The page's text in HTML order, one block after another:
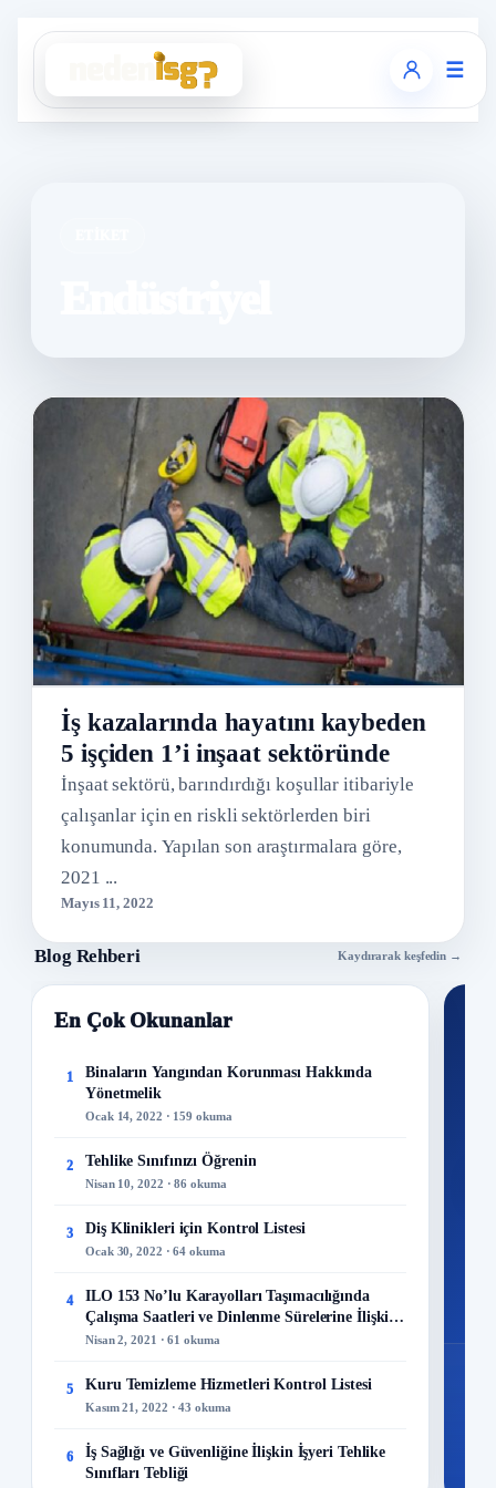
☰
İş kazalarında hayatını kaybeden
5 işçiden 1’i inşaat sektöründe
İnşaat sektörü, barındırdığı koşullar itibariyle
çalışanlar için en riskli sektörlerden biri
konumunda. Yapılan son araştırmalara göre,
2021 ...
Mayıs 11, 2022
Blog Rehberi Kaydırarak keşfedin →
En Çok Okunanlar
1
Binaların Yangından Korunması Hakkında
Yönetmelik
Ocak 14, 2022 · 159 okuma
2 Tehlike Sınıfınızı Öğrenin
Nisan 10, 2022 · 86 okuma
3 Diş Klinikleri için Kontrol Listesi
Ocak 30, 2022 · 64 okuma
4
ILO 153 No’lu Karayolları Taşımacılığında
Çalışma Saatleri ve Dinlenme Sürelerine İlişkin
Sözleşme
Nisan 2, 2021 · 61 okuma
5 Kuru Temizleme Hizmetleri Kontrol Listesi
Kasım 21, 2022 · 43 okuma
6
İş Sağlığı ve Güvenliğine İlişkin İşyeri Tehlike
Sınıfları Tebliği